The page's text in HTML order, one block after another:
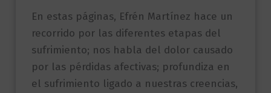
En estas páginas, Efrén Martínez hace un
recorrido por las diferentes etapas del
sufrimiento; nos habla del dolor causado
por las pérdidas afectivas; profundiza en
el sufrimiento ligado a nuestras creencias,